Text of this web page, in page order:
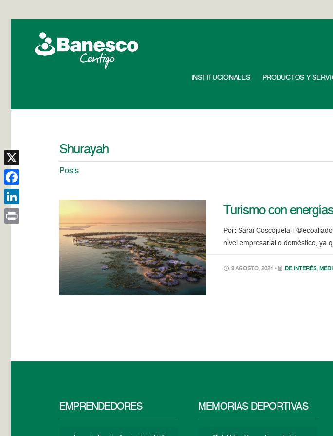
INSTITUCIONALES PRODUCTOS Y
Shurayah
Posts
Turismo con
Por: Sarai Coscojuela |
nivel empresarial o doméstico, ya
9 AGOSTO, 2021 • DE INTERÉS,
EMPRENDEDORES MEMORIAS DEPORTIVAS
X
Facebook
LinkedIn